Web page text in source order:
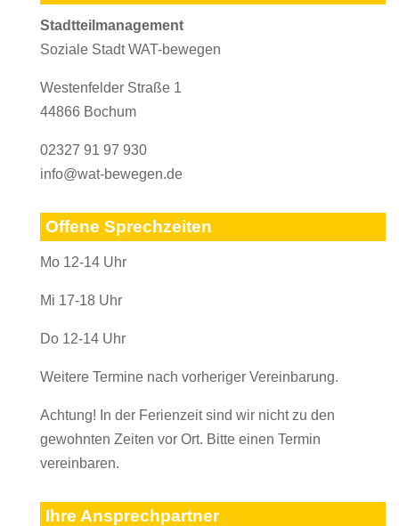
Stadtteilmanagement
Soziale Stadt WAT-bewegen
Westenfelder Straße 1
44866 Bochum
02327 91 97 930
info@wat-bewegen.de
Offene Sprechzeiten
Mo 12-14 Uhr
Mi 17-18 Uhr
Do 12-14 Uhr
Weitere Termine nach vorheriger Vereinbarung.
Achtung! In der Ferienzeit sind wir nicht zu den
gewohnten Zeiten vor Ort. Bitte einen Termin
vereinbaren.
Ihre Ansprechpartner